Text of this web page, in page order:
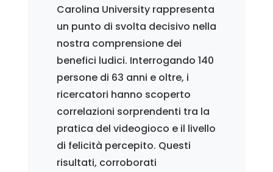
Carolina University rappresenta
un punto di svolta decisivo nella
nostra comprensione dei
benefici ludici. Interrogando 140
persone di 63 anni e oltre, i
ricercatori hanno scoperto
correlazioni sorprendenti tra la
pratica del videogioco e il livello
di felicità percepito. Questi
risultati, corroborati